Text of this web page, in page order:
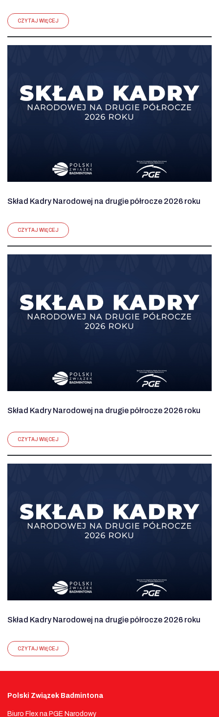
CZYTAJ WIĘCEJ
Skład Kadry Narodowej na drugie półrocze 2026 roku
CZYTAJ WIĘCEJ
Skład Kadry Narodowej na drugie półrocze 2026 roku
CZYTAJ WIĘCEJ
Skład Kadry Narodowej na drugie półrocze 2026 roku
CZYTAJ WIĘCEJ
Polski Związek Badmintona
Biuro Flex na PGE Narodowy